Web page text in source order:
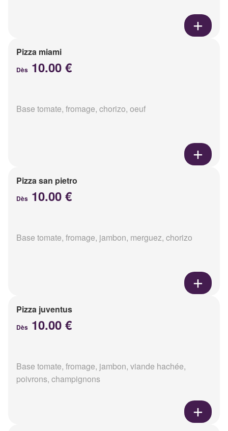
Pizza miami
Dès 10.00 €
Base tomate, fromage, chorizo, oeuf
Pizza san pietro
Dès 10.00 €
Base tomate, fromage, jambon, merguez, chorizo
Pizza juventus
Dès 10.00 €
Base tomate, fromage, jambon, viande hachée,
poivrons, champignons